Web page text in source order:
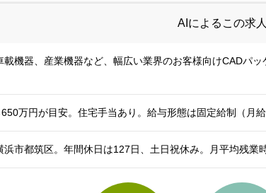
AIによるこの求
載機器、産業機器など、幅広い業界のお客様向けCADパ
万円が目安。住宅手当あり。給与形態は固定給制（月給
浜市都筑区。年間休日は127日、土日祝休み。月平均残業